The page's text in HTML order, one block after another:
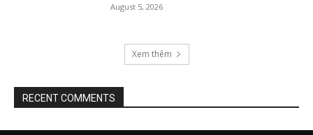
August 5, 2026
Xem thêm
RECENT COMMENTS